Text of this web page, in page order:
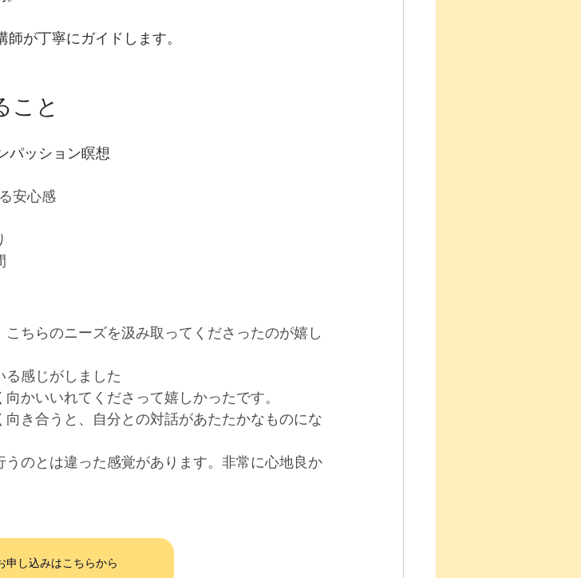
が丁寧にガイドします。
こと
パッション瞑想
安心感
ちらのニーズを汲み取ってくださったのが嬉し
る感じがしました
かいいれてくださって嬉しかったです。
き合うと、自分との対話があたたかなものにな
のとは違った感覚があります。非常に心地良か
申し込みはこちらから